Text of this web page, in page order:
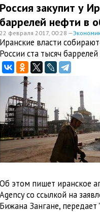
Россия закупит у
баррелей нефти в
22 февраля 2017, 00:28 —
Иранские власти
России ста тысяч
Об этом пишет иранское
Agency со ссылкой на
Бижана Зангане, передает